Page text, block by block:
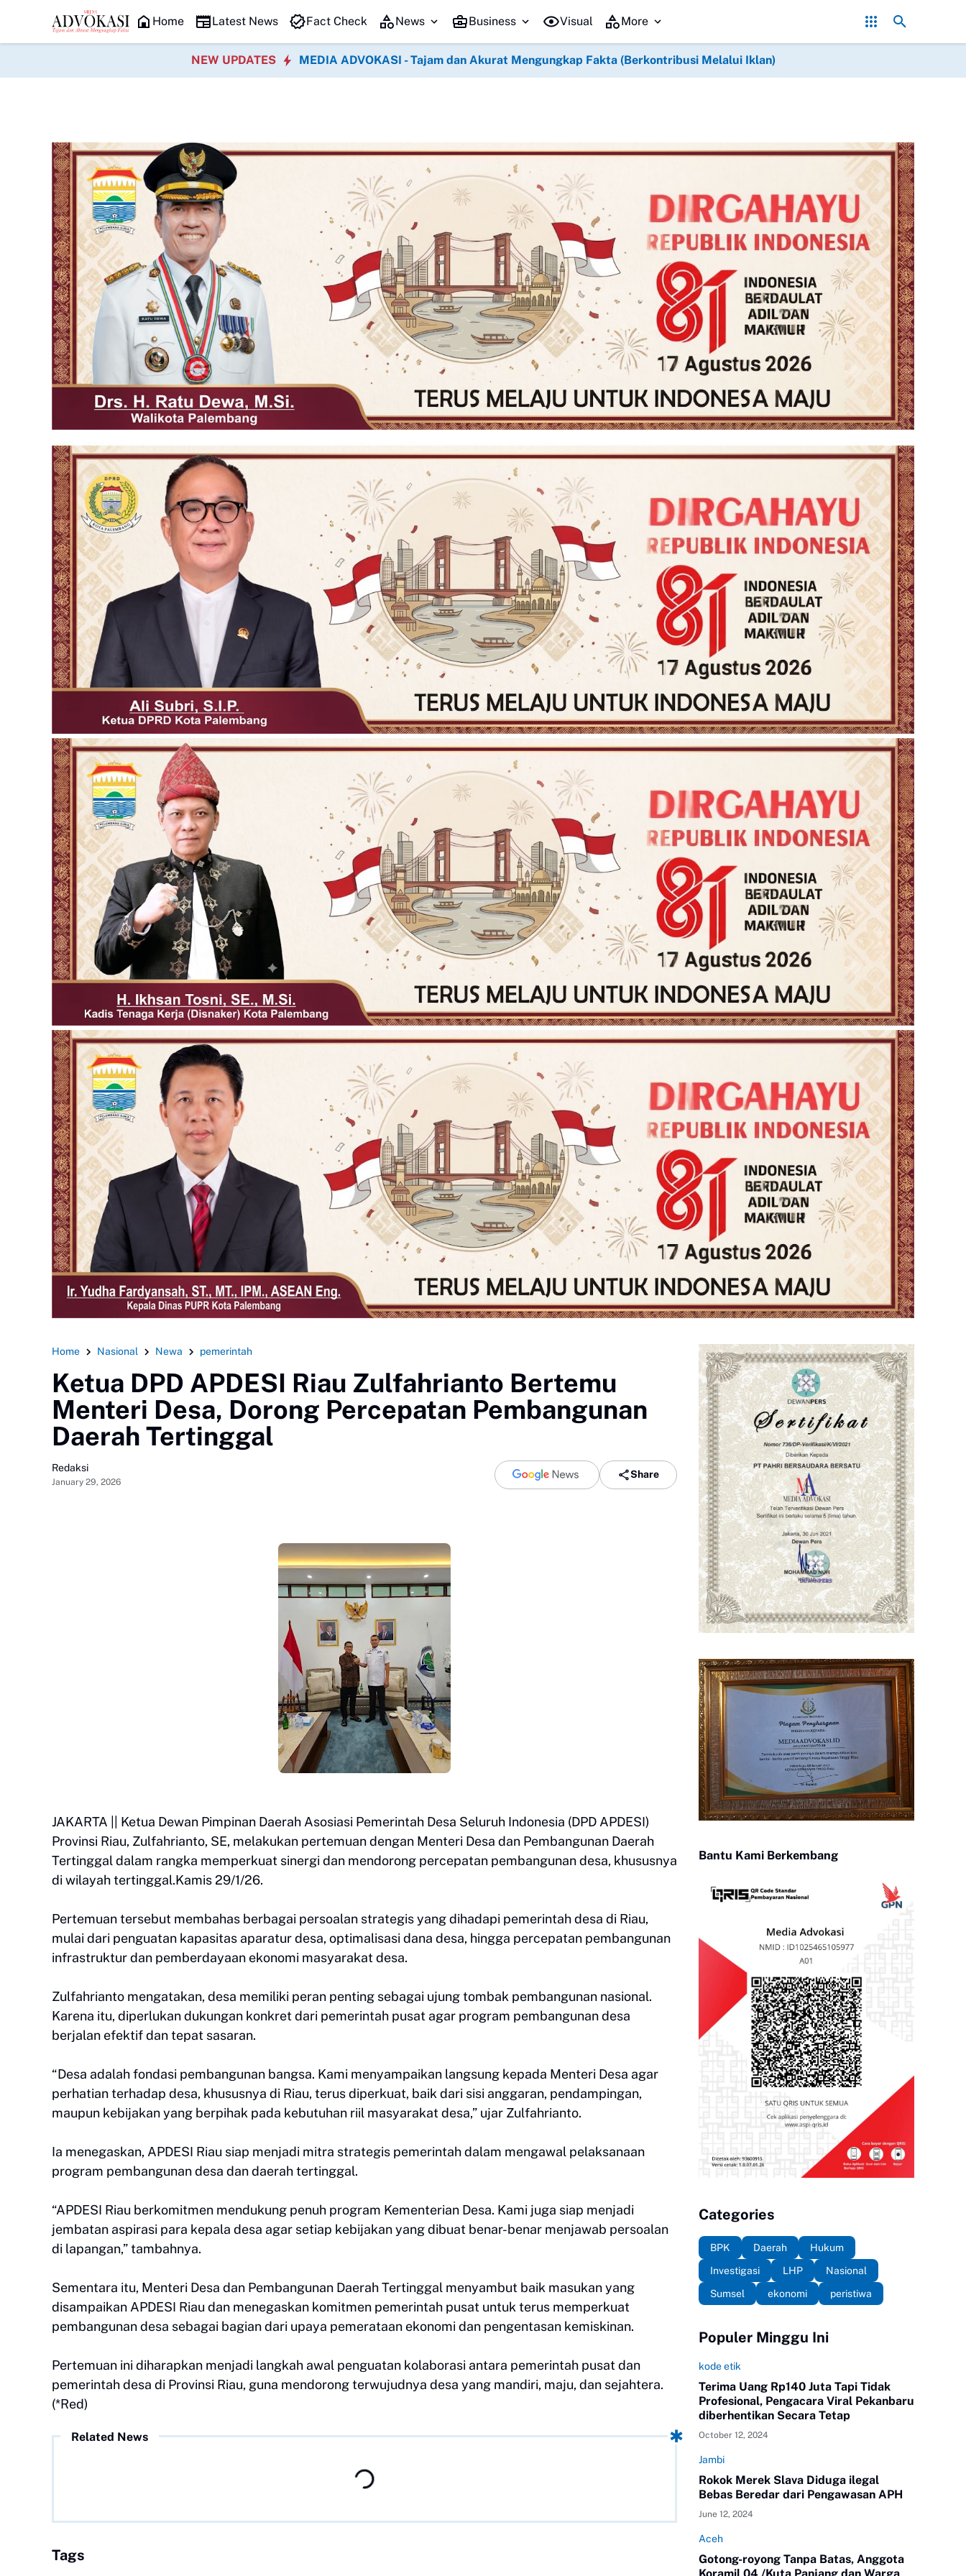
HEADLINE Panjatkan Syukur Kepada Allah SWT Atas Keberhasilan Pembuatan
Home Latest News Fact Check News Business Visual More
NEW UPDATES MEDIA ADVOKASI - Tajam dan Akurat Mengungkap Fakta (Berkontribusi Melalui Iklan)
Home Nasional Newa pemerintah
Ketua DPD APDESI Riau Zulfahrianto Bertemu
Menteri Desa, Dorong Percepatan Pembangunan
Daerah Tertinggal
Redaksi
January 29, 2026
Share
JAKARTA || Ketua Dewan Pimpinan Daerah Asosiasi Pemerintah Desa Seluruh Indonesia (DPD APDESI)
Provinsi Riau, Zulfahrianto, SE, melakukan pertemuan dengan Menteri Desa dan Pembangunan Daerah
Tertinggal dalam rangka memperkuat sinergi dan mendorong percepatan pembangunan desa, khususnya
di wilayah tertinggal.Kamis 29/1/26.
Pertemuan tersebut membahas berbagai persoalan strategis yang dihadapi pemerintah desa di Riau,
mulai dari penguatan kapasitas aparatur desa, optimalisasi dana desa, hingga percepatan pembangunan
infrastruktur dan pemberdayaan ekonomi masyarakat desa.
Zulfahrianto mengatakan, desa memiliki peran penting sebagai ujung tombak pembangunan nasional.
Karena itu, diperlukan dukungan konkret dari pemerintah pusat agar program pembangunan desa
berjalan efektif dan tepat sasaran.
“Desa adalah fondasi pembangunan bangsa. Kami menyampaikan langsung kepada Menteri Desa agar
perhatian terhadap desa, khususnya di Riau, terus diperkuat, baik dari sisi anggaran, pendampingan,
maupun kebijakan yang berpihak pada kebutuhan riil masyarakat desa,” ujar Zulfahrianto.
Ia menegaskan, APDESI Riau siap menjadi mitra strategis pemerintah dalam mengawal pelaksanaan
program pembangunan desa dan daerah tertinggal.
“APDESI Riau berkomitmen mendukung penuh program Kementerian Desa. Kami juga siap menjadi
jembatan aspirasi para kepala desa agar setiap kebijakan yang dibuat benar-benar menjawab persoalan
di lapangan,” tambahnya.
Sementara itu, Menteri Desa dan Pembangunan Daerah Tertinggal menyambut baik masukan yang
disampaikan APDESI Riau dan menegaskan komitmen pemerintah pusat untuk terus memperkuat
pembangunan desa sebagai bagian dari upaya pemerataan ekonomi dan pengentasan kemiskinan.
Pertemuan ini diharapkan menjadi langkah awal penguatan kolaborasi antara pemerintah pusat dan
pemerintah desa di Provinsi Riau, guna mendorong terwujudnya desa yang mandiri, maju, dan sejahtera.
(*Red)
Related News
Tags
Bantu Kami Berkembang
Categories
BPK Daerah
Hukum
Investigasi
LHP
Nasional
Sumsel
ekonomi peristiwa
Populer Minggu Ini
kode etik
Terima Uang Rp140 Juta Tapi Tidak
Profesional, Pengacara Viral Pekanbaru
diberhentikan Secara Tetap
October 12, 2024
Jambi
Rokok Merek Slava Diduga ilegal
Bebas Beredar dari Pengawasan APH
June 12, 2024
Aceh
Gotong-royong Tanpa Batas, Anggota